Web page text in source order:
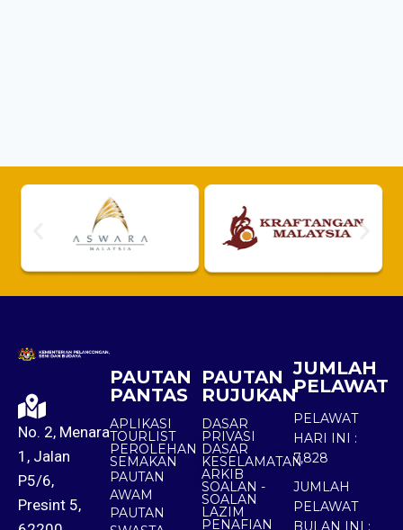
No. 2, Menara
1, Jalan
P5/6,
Presint 5,
PAUTAN
PANTAS
APLIKASI
TOURLIST
PEROLEHAN
SEMAKAN
PAUTAN
AWAM
PAUTAN
PAUTAN
RUJUKAN
DASAR
PRIVASI
DASAR
KESELAMATAN
ARKIB
SOALAN -
SOALAN
LAZIM
PENAFIAN
JUMLAH
PELAWAT
PELAWAT
HARI INI :
7,828
JUMLAH
PELAWAT
BULAN INI :